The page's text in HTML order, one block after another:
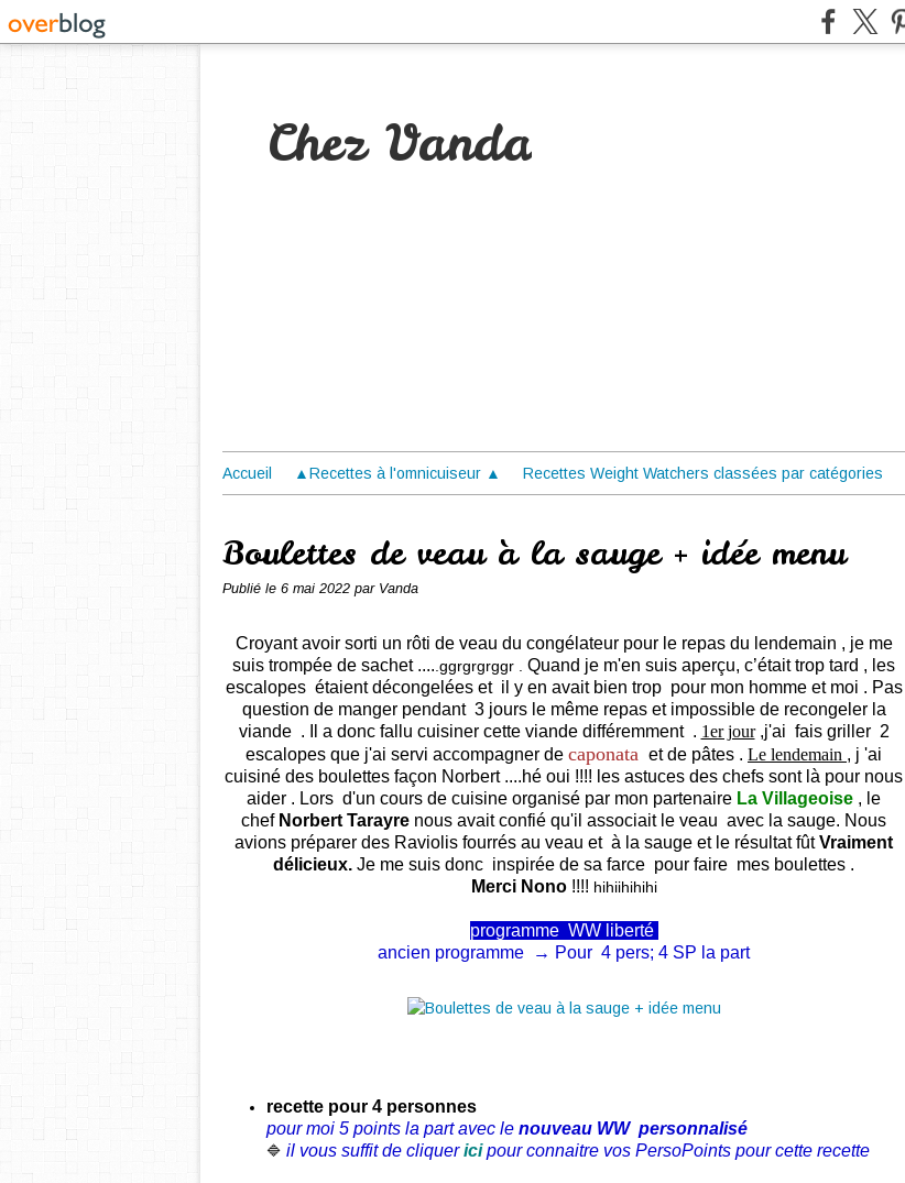
Chez Vanda
Accueil ▲Recettes à l'omnicuiseur ▲ Recettes Weight Watchers classées par catégories
Boulettes de veau à la sauge + idée menu
Publié le 6 mai 2022 par Vanda
Croyant avoir sorti un rôti de veau du congélateur pour le repas du lendemain , je me
suis trompée de sachet .... .ggrgrgrggr . Quand je m'en suis aperçu, c’était trop tard , les
escalopes étaient décongelées et il y en avait bien trop pour mon homme et moi . Pas
question de manger pendant 3 jours le même repas et impossible de recongeler la
viande . Il a donc fallu cuisiner cette viande différemment . 1er jour,j'ai fais griller 2
escalopes que j'ai servi accompagner de caponata et de pâtes . Le lendemain , j 'ai
cuisiné des boulettes façon Norbert ....hé oui !!!! les astuces des chefs sont là pour nous
aider . Lors d'un cours de cuisine organisé par mon partenaire La Villageoise , le
chef Norbert Tarayre nous avait confié qu'il associait le veau avec la sauge. Nous
avions préparer des Raviolis fourrés au veau et à la sauge et le résultat fûtVraiment
délicieux. Je me suis donc inspirée de sa farce pour faire mes boulettes .
Merci Nono !!!! hihiihihihi
programme WWliberté
ancien programme → Pour 4 pers; 4 SP la part
recette pour 4 personnes
pour moi 5 points la part avec le nouveau WW personnalisé
🔷 il vous suffit de cliquer icipour connaitre vos PersoPoints pour cette recette